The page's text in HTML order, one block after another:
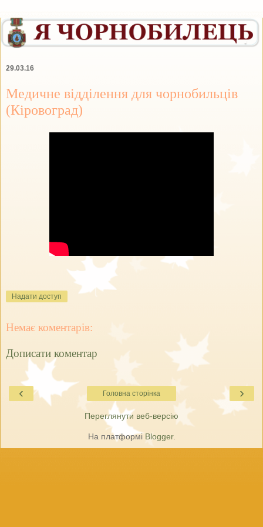
29.03.16
Медичне відділення для чорнобильців
(Кіровоград)
Надати доступ
Немає коментарів:
Дописати коментар
‹ ›
Головна сторінка
Переглянути веб-версію
На платформі Blogger.